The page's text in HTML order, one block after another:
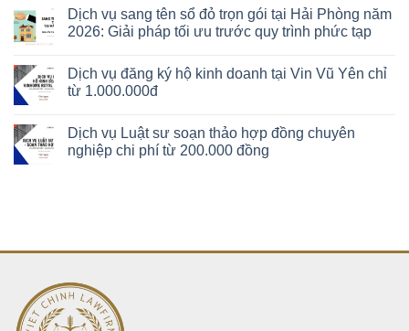
Dịch vụ sang tên sổ đỏ trọn gói tại Hải Phòng năm
2026: Giải pháp tối ưu trước quy trình phức tạp
Dịch vụ đăng ký hộ kinh doanh tại Vin Vũ Yên chỉ
từ 1.000.000đ
Dịch vụ Luật sư soạn thảo hợp đồng chuyên
nghiệp chi phí từ 200.000 đồng